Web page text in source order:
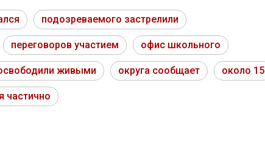
подозреваемого застрелили
переговоров участием офис школьного
живыми округа сообщает около 15
частично